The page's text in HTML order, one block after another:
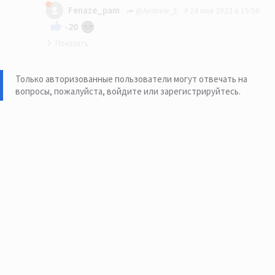
ихнем
Имбецылы на лицо…
Fenaze_pam
-20
Правду тут не любят!
Только авторизованные пользователи могут отвечать на
вопросы, пожалуйста, войдите или зарегистрируйтесь.